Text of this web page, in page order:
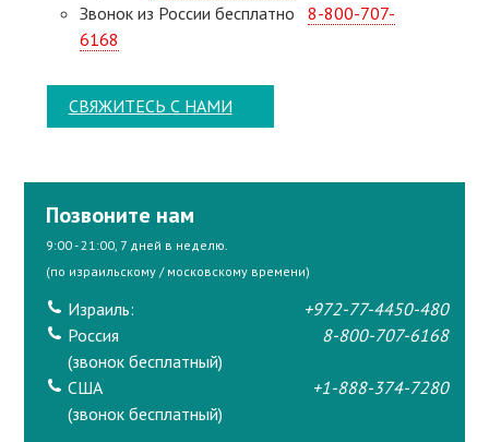
Звонок из России бесплатно 8-800-707-
6168
СВЯЖИТЕСЬ С НАМИ
Позвоните нам
9:00 - 21:00, 7 дней в неделю.
(по израильскому / московскому времени)
Израиль:
+972-77-4450-480
Россия
(звонок бесплатный)
8-800-707-6168
США
(звонок бесплатный)
+1-888-374-7280